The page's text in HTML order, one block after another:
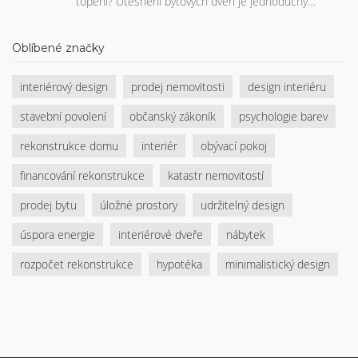
materiály použít i kdy je lepší zavolat odborníka. V
zajímavosti ze světa moderních těsnicích systémů.
Oblíbené značky
interiérový design prodej nemovitosti
design interiéru
stavební povolení
občanský zákoník
psychologie barev
rekonstrukce domu
interiér
obývací pokoj
financování rekonstrukce
katastr nemovitostí
prodej bytu
úložné prostory
udržitelný design
úspora energie
interiérové dveře
nábytek
rozpočet rekonstrukce
hypotéka minimalistický design